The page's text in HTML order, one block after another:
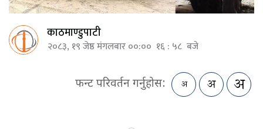
काठमाण्डुपाटी
२०८३, १९ जेष्ठ मंगलबार ००:०० १६ : ५८ बजे
फन्ट परिवर्तन गर्नुहोस: